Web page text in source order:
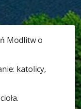
Modlitw o
katolicy,